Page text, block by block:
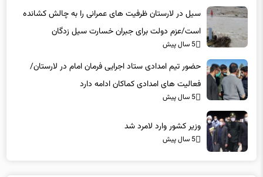
سیل در لارستان ظرفیت های عمرانی را به چالش کشانده
است/عزم دولت برای جبران خسارت سیل زدگان
5 سال پیش
حضور تیم امدادی ستاد اجرایی فرمان امام در لارستان/
فعالیت های امدادی کماکان ادامه دارد
5 سال پیش
وزیر کشور وارد لامرد شد
5 سال پیش